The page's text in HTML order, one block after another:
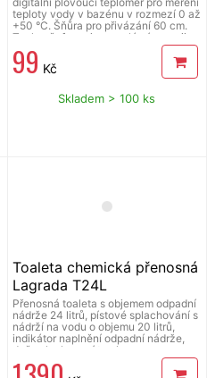
teploty vody v bazénu v rozmezí 0 až
+50 °C. Šňůra pro přivázání 60 cm.
Teploměr funguje na solární energii, v
případě, že nesvítí slunce čerpá
energii z baterie AA, 1x1,5V, IPX8.
99 Kč
Skladem > 100 ks
Toaleta chemická přenosná
Lagrada T24L
Přenosná toaleta s objemem odpadní
nádrže 24 litrů, pístové splachování s
nádrží na vodu o objemu 20 litrů,
indikátor naplnění odpadní nádrže,
dvě splachovací trysky pro
rovnoměrný oplach mísy, na boku
odpadní nádrže přihrádka pro toaletní